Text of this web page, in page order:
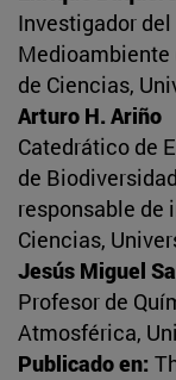
Investigador
Medioambiente
de Ciencias,
Arturo H. Ariño
Catedrático de
de
responsable de
Ciencias,
Jesús Miguel
Profesor de
Atmosférica,
Publicado en: